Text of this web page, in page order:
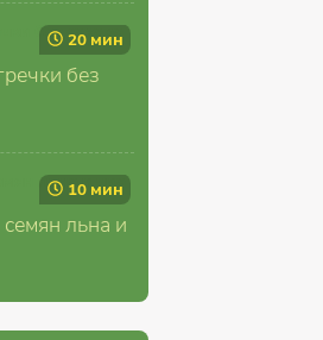
20 мин
без
10 мин
льна и